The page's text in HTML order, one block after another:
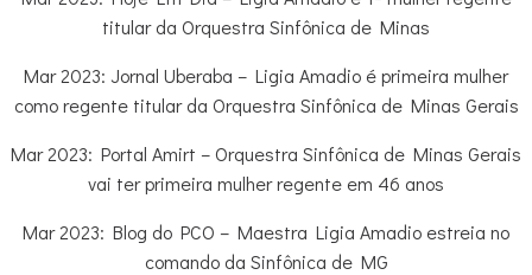
titular da Orquestra Sinfônica de Minas
Mar 2023: Jornal Uberaba – Ligia Amadio é primeira mulher
como regente titular da Orquestra Sinfônica de Minas Gerais
Mar 2023: Portal Amirt – Orquestra Sinfônica de Minas Gerais
vai ter primeira mulher regente em 46 anos
Mar 2023: Blog do PCO – Maestra Ligia Amadio estreia no
comando da Sinfônica de MG